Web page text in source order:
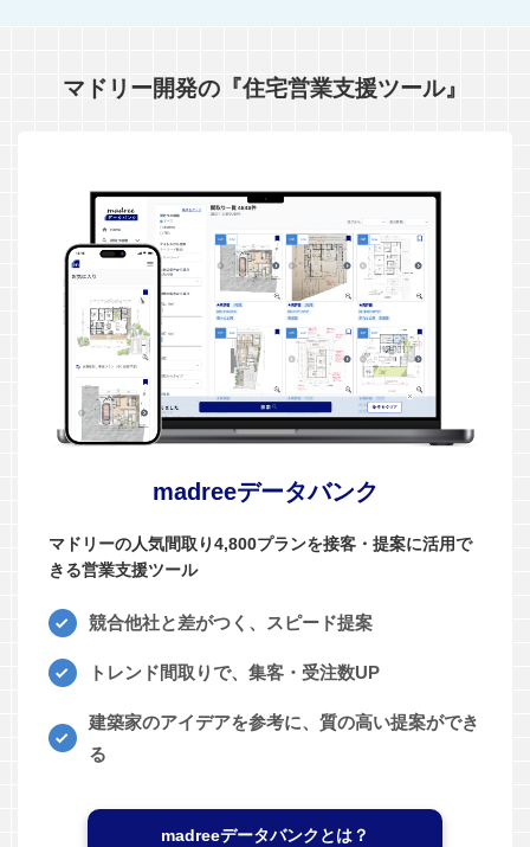
マドリー開発の『住宅営業支援ツール』
madreeデータバンク
マドリーの人気間取り4,800プランを接客・提案に活用で
きる営業支援ツール
競合他社と差がつく、スピード提案
トレンド間取りで、集客・受注数UP
建築家のアイデアを参考に、質の高い提案ができ
る
madreeデータバンクとは？